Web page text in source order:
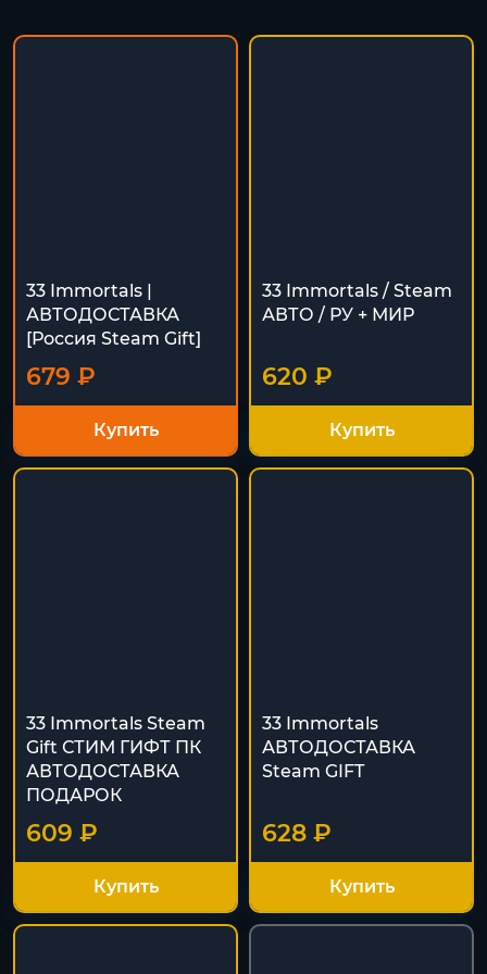
33 Immortals |
АВТОДОСТАВКА
[Россия Steam Gift]
679 ₽
Купить
33 Immortals / Steam
АВТО / РУ + МИР
620 ₽
Купить
33 Immortals Steam
Gift СТИМ ГИФТ ПК
АВТОДОСТАВКА
ПОДАРОК
609 ₽
Купить
33 Immortals
АВТОДОСТАВКА
Steam GIFT
628 ₽
Купить